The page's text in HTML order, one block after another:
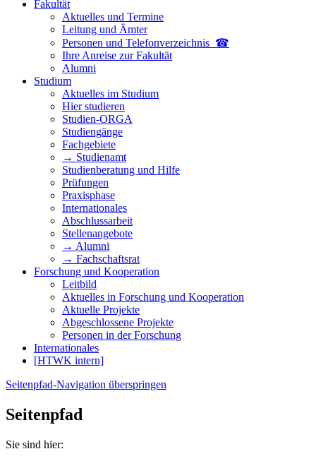
Fakultät
Aktuelles und Termine
Leitung und Ämter
Personen und Telefon­verzeichnis ☎
Ihre Anreise zur Fakultät
Alumni
Studium
Aktuelles im Studium
Hier studieren
Studien-ORGA
Studiengänge
Fachgebiete
→ Studienamt
Studienberatung und Hilfe
Prüfungen
Praxisphase
Internationales
Abschlussarbeit
Stellenangebote
→ Alumni
→ Fachschaftsrat
Forschung und Kooperation
Leitbild
Aktuelles in Forschung und Kooperation
Aktuelle Projekte
Abgeschlossene Projekte
Personen in der Forschung
Internationales
[HTWK intern]
Seitenpfad-Navigation überspringen
Seitenpfad
Sie sind hier: